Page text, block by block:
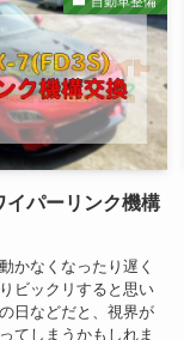
イパーリンク機構
かなくなったり遅く
ビックリすると思い
日などだと、視界が
てしまうかもしれま